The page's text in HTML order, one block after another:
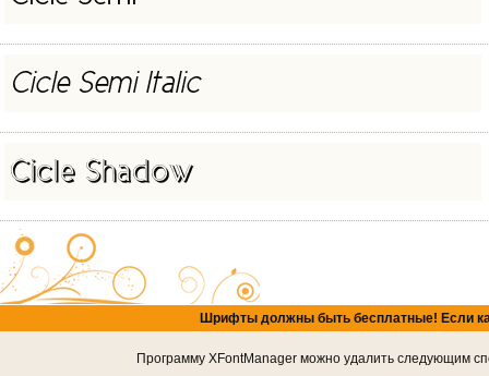
Шрифты должны быть бесплатные! Если
Программу XFontManager можно удалить следующим